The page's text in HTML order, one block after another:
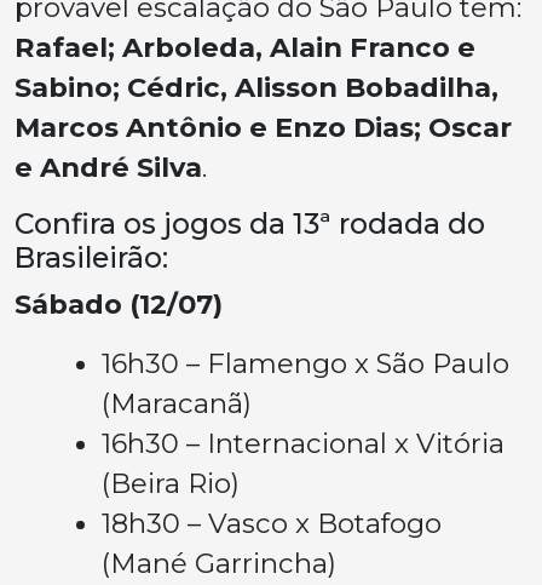
provável escalação do São Paulo tem:
Rafael; Arboleda, Alain Franco e
Sabino; Cédric, Alisson Bobadilha,
Marcos Antônio e Enzo Dias; Oscar
e André Silva.
Confira os jogos da 13ª rodada do
Brasileirão:
Sábado (12/07)
16h30 – Flamengo x São Paulo
(Maracanã)
16h30 – Internacional x Vitória
(Beira Rio)
18h30 – Vasco x Botafogo
(Mané Garrincha)